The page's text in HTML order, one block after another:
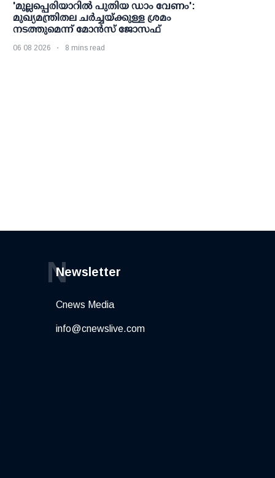
'മുല്ലപ്പെരിയാറില്‍ പുതിയ ഡാം വേണം':
മുഖ്യമന്ത്രിതല ചര്‍ച്ചയ്ക്കുള്ള ശ്രമം
നടത്തുമെന്ന് മോന്‍സ് ജോസഫ്
06 08 2026 8 mins read
Newsletter
N
Cnews Media
info@cnewslive.com